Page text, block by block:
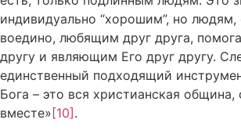
индивидуально “хорошим”, но
воедино, любящим друг друга,
другу и являющим Его друг другу.
единственный подходящий
Бога – это вся христианская
вместе»[10].